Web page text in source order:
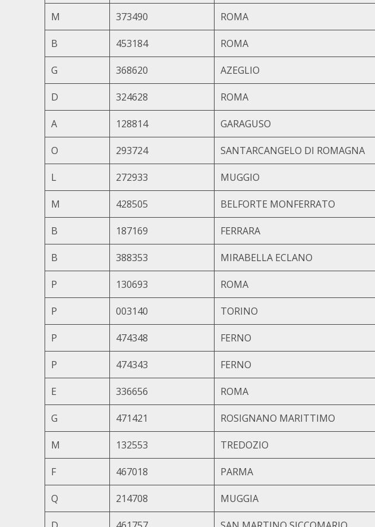
M 373490 ROMA
B 453184 ROMA
G 368620 AZEGLIO
D 324628 ROMA
A 128814 GARAGUSO
O 293724 SANTARCANGELO DI ROMAGNA
L 272933 MUGGIO
M 428505 BELFORTE MONFERRATO
B 187169 FERRARA
B 388353 MIRABELLA ECLANO
P 130693 ROMA
P 003140 TORINO
P 474348 FERNO
P 474343 FERNO
E 336656 ROMA
G 471421 ROSIGNANO MARITTIMO
M 132553 TREDOZIO
F 467018 PARMA
Q 214708 MUGGIA